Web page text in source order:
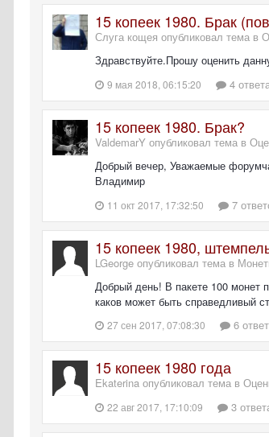
15 копеек 1980. Брак
Слуга кощея опубликовал тема в
Здравствуйте.Прошу оценить
9 мая 2018, 06:15:20 4
15 копеек 1980. Брак?
ValdemarY опубликовал тема в
Добрый вечер, Уважаемые
Владимир
11 окт 2017, 17:32:50 7
15 копеек 1980,
LGeorge опубликовал тема в
Добрый день! В пакете 100 монет
каков может быть справедливый
27 сен 2017, 07:08:30 6
15 копеек 1980 года
Ekaterina опубликовал тема в
22 авг 2017, 17:10:09 3